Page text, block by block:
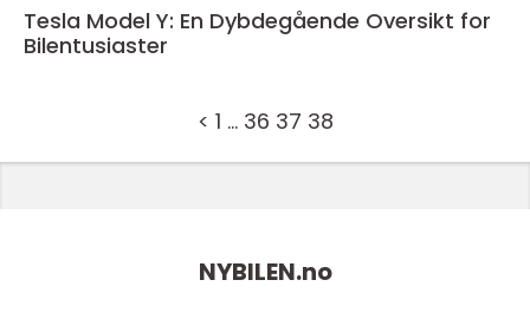
Tesla Model Y: En Dybdegående Oversikt for
Bilentusiaster
< 1 … 36 37 38
NYBILEN.no